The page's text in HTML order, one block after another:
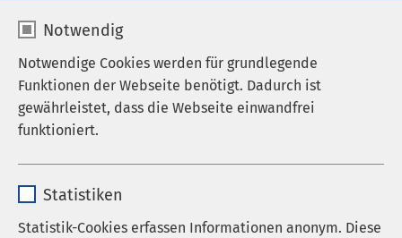
Notwendig
Notwendige Cookies werden für grundlegende
Funktionen der Webseite benötigt. Dadurch ist
gewährleistet, dass die Webseite einwandfrei
funktioniert.
Anbieter sgalinski
Statistiken
Statistik-Cookies erfassen Informationen anonym. Diese
Trauma und
Degeneration im Alter
16.11.2024 |08:00 bis14:00
Thema: Trauma und Degeneration im Alter